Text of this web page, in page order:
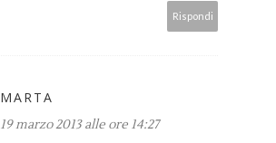
Rispondi
MARTA
19 marzo 2013 alle ore 14:27